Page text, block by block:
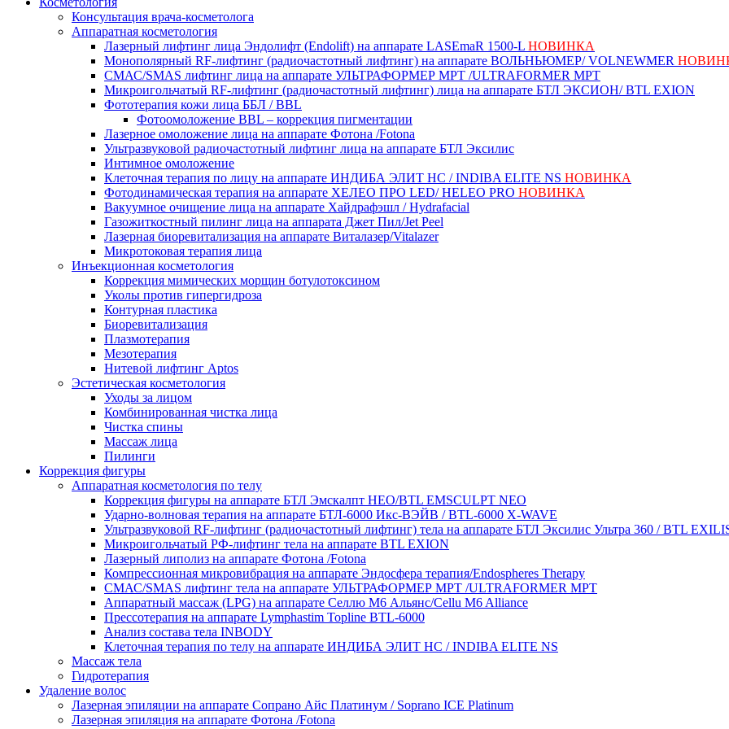
Консультация врача-косметолога
Аппаратная косметология
Лазерный лифтинг лица Эндолифт (Endolift) на аппарате LASEmaR 1500-L НОВИНКА
Монополярный RF‑лифтинг (радиочастотный лифтинг) на аппарате ВОЛЬНЬЮМЕР/ VOLNEWMER
СМАС/SMAS лифтинг лица на аппарате УЛЬТРАФОРМЕР MPT /ULTRAFORMER MPT
Микроигольчатый RF-лифтинг (радиочастотный лифтинг) лица на аппарате БТЛ ЭКСИОН/ BTL EXION
Фототерапия кожи лица ББЛ / BBL
Фотоомоложение BBL – коррекция пигментации
Лазерное омоложение лица на аппарате Фотона /Fotona
Ультразвуковой радиочастотный лифтинг лица на аппарате БТЛ Эксилис
Интимное омоложение
Клеточная терапия по лицу на аппарате ИНДИБА ЭЛИТ НС / INDIBA ELITE NS НОВИНКА
Фотодинамическая терапия на аппарате ХЕЛЕО ПРО LED/ HELEO PRO НОВИНКА
Вакуумное очищение лица на аппарате Хайдрафэшл / Hydrafacial
Газожиткостный пилинг лица на аппарата Джет Пил/Jet Peel
Лазерная биоревитализация на аппарате Виталазер/Vitalazer
Микротоковая терапия лица
Инъекционная косметология
Коррекция мимических морщин ботулотоксином
Уколы против гипергидроза
Контурная пластика
Биоревитализация
Плазмотерапия
Мезотерапия
Нитевой лифтинг Aptos
Эстетическая косметология
Уходы за лицом
Комбинированная чистка лица
Чистка спины
Массаж лица
Пилинги
Коррекция фигуры
Аппаратная косметология по телу
Коррекция фигуры на аппарате БТЛ Эмскалпт НЕО/BTL EMSCULPT NEO
Ударно-волновая терапия на аппарате БТЛ-6000 Икс-ВЭЙВ / BTL-6000 X-WAVE
Ультразвуковой RF‑лифтинг (радиочастотный лифтинг) тела на аппарате БТЛ Эксилис Ультра 360 / BTL
Микроигольчатый РФ-лифтинг тела на аппарате BTL EXION
Лазерный липолиз на аппарате Фотона /Fotona
Компрессионная микровибрация на аппарате Эндосфера терапия/Endospheres Therapy
СМАС/SMAS лифтинг тела на аппарате УЛЬТРАФОРМЕР MPT /ULTRAFORMER MPT
Аппаратный массаж (LPG) на аппарате Селлю М6 Альянс/Cellu M6 Alliance
Прессотерапия на аппарате Lymphastim Topline BTL-6000
Анализ состава тела INBODY
Клеточная терапия по телу на аппарате ИНДИБА ЭЛИТ НС / INDIBA ELITE NS
Массаж тела
Гидротерапия
Удаление волос
Лазерная эпиляции на аппарате Сопрано Айс Платинум / Soprano ICE Platinum
Лазерная эпиляция на аппарате Фотона /Fotona